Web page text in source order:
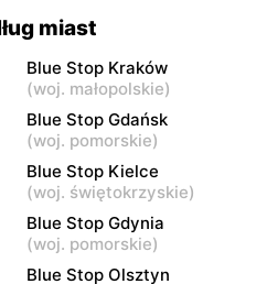
Blue Stop
Warszawa, ul. Wawrzyńca
Surowieckiego 10
Warszawa, ul. Kompanii AK
Kordian 1
Blue Stop
Piastów, ul. Waleriana
Łukasińskiego 25
miast
Blue Stop Kraków
(woj. małopolskie)
Blue Stop Gdańsk
(woj. pomorskie)
Blue Stop Kielce
(woj. świętokrzyskie)
Blue Stop Gdynia
(woj. pomorskie)
Blue Stop Olsztyn